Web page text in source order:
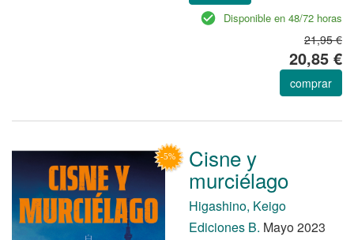
Disponible en 48/72 horas
21,95 €
20,85 €
comprar
Cisne y
murciélago
Higashino, Keigo
Ediciones B. Mayo 2023